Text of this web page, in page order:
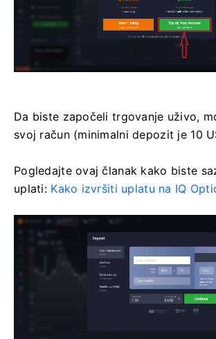
Da biste započeli trgovanje uživo,
svoj račun (minimalni depozit je 10
Pogledajte ovaj članak kako biste
uplati: Kako izvršiti uplatu na IQ